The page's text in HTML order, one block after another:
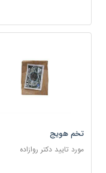
تخم هویج
مورد تایید دکتر روازاده